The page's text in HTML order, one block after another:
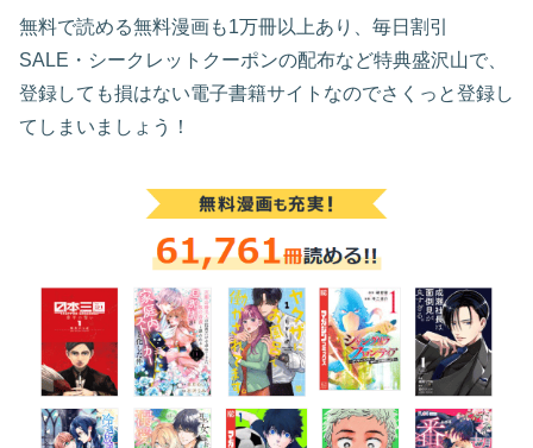
無料で読める無料漫画も1万冊以上あり、毎日割引
SALE・シークレットクーポンの配布など特典盛沢山で、
登録しても損はない電子書籍サイトなのでさくっと登録し
てしまいましょう！